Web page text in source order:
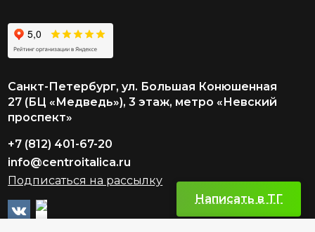
Санкт-Петербург, ул. Большая Конюшенная
27 (БЦ «Медведь»), 3 этаж, метро «Невский
проспект»
+7 (812) 401-67-20
info@centroitalica.ru
Подписаться на рассылку
Написать в TГ